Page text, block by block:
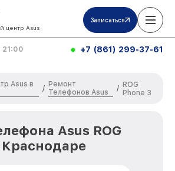
центр Asus
Записаться
21:00 +7 (861) 299-37-61
Asus в
/
Ремонт
Телефонов Asus
/ ROG
Phone 3
Asus ROG
Краснодаре